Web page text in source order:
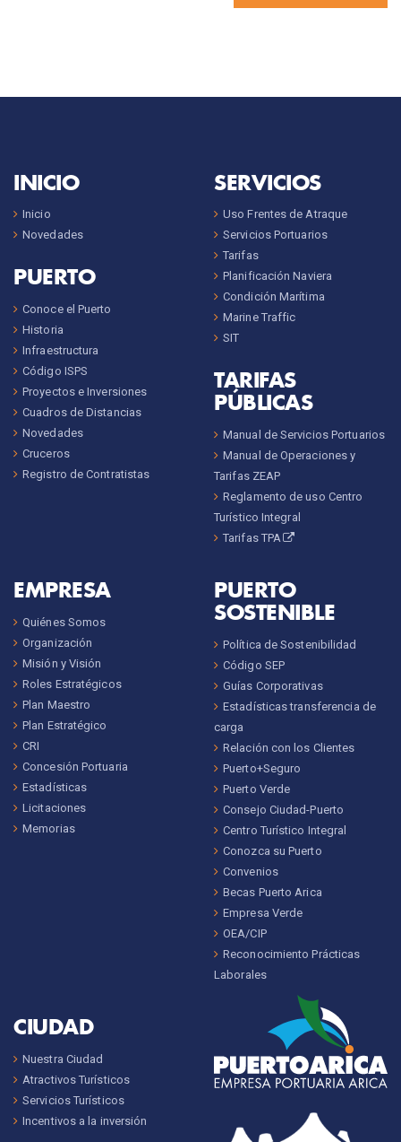
INICIO
Inicio
Novedades
PUERTO
Conoce el Puerto
Historia
Infraestructura
Código ISPS
Proyectos e Inversiones
Cuadros de Distancias
Novedades
Cruceros
Registro de Contratistas
SERVICIOS
Uso Frentes de Atraque
Servicios Portuarios
Tarifas
Planificación Naviera
Condición Marítima
Marine Traffic
SIT
TARIFAS
PÚBLICAS
Manual de Servicios Portuarios
Manual de Operaciones y
Tarifas ZEAP
Reglamento de uso Centro
Turístico Integral
Tarifas TPA
EMPRESA
Quiénes Somos
Organización
Misión y Visión
Roles Estratégicos
Plan Maestro
Plan Estratégico
CRI
Concesión Portuaria
Estadísticas
Licitaciones
Memorias
PUERTO
SOSTENIBLE
Política de Sostenibilidad
Código SEP
Guías Corporativas
Estadísticas transferencia de
carga
Relación con los Clientes
Puerto+Seguro
Puerto Verde
Consejo Ciudad-Puerto
Centro Turístico Integral
Conozca su Puerto
Convenios
Becas Puerto Arica
Empresa Verde
OEA/CIP
Reconocimiento Prácticas
Laborales
CIUDAD
Nuestra Ciudad
Atractivos Turísticos
Servicios Turísticos
Incentivos a la inversión